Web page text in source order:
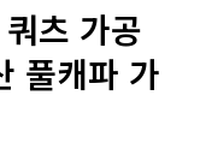
츠 가공
풀캐파 가